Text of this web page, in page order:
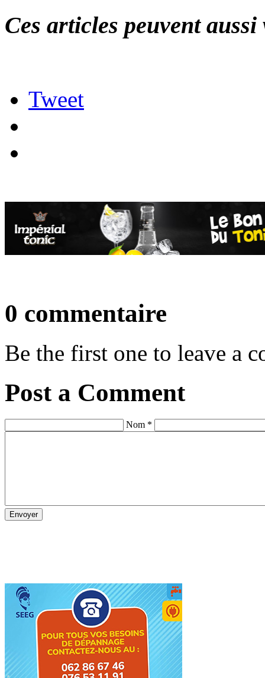
Ces articles peuvent
Tweet
0 commentaire
Be the first one to leave a
Post a Comment
Nom *